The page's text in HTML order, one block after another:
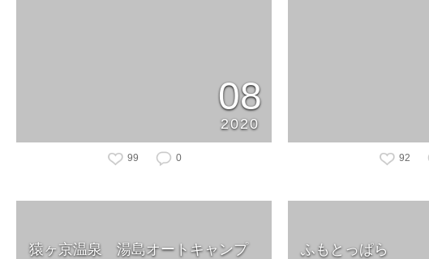
08
2020
99 0 92
猿ヶ京温泉 湯島オートキャンプ
ふもとっぱら